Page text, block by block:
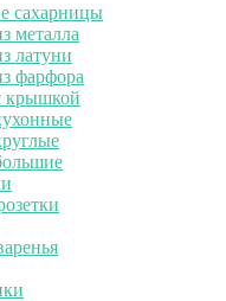
сахарницы
металла
латуни
фарфора
крышкой